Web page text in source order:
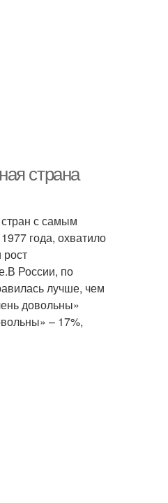
страна
с самым
года, охватило
России, по
лучше, чем
довольны»
– 17%,